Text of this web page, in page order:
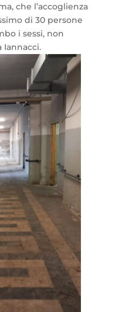
che l’accoglienza
di 30 persone
i sessi, non
Iannacci.